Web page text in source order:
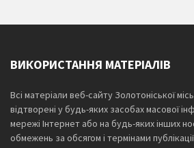
ВИКОРИСТАННЯ МАТЕРІАЛІВ
Всі матеріали веб-сайту Золотоніської
відтворені у будь-яких засобах масової
мережі Інтернет або на будь-яких інших
обмежень за обсягом і термінами